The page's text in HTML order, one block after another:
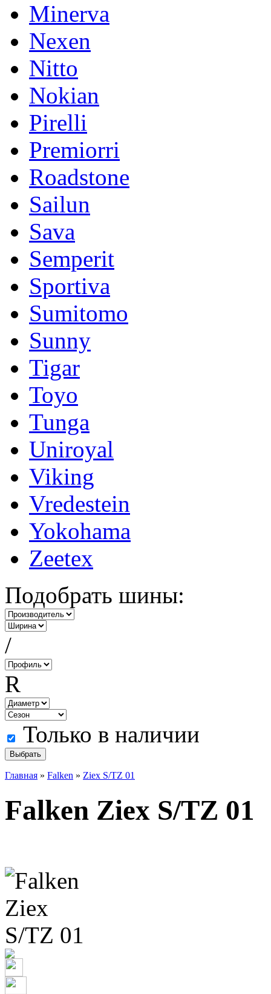
Minerva
Nexen
Nitto
Nokian
Pirelli
Premiorri
Roadstone
Sailun
Sava
Semperit
Sportiva
Sumitomo
Sunny
Tigar
Toyo
Tunga
Uniroyal
Viking
Vredestein
Yokohama
Zeetex
Подобрать шины:
/
R
Только в наличии
Главная » Falken » Ziex S/TZ 01
Falken Ziex S/TZ 01